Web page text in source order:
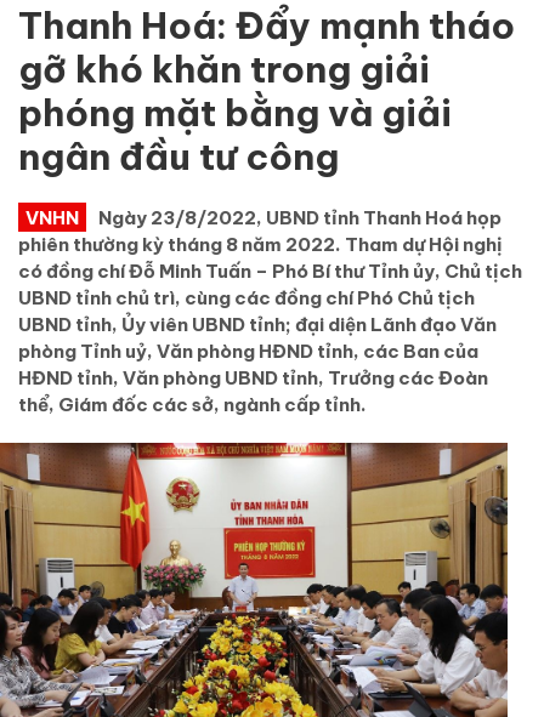
Thanh Hoá: Đẩy mạnh tháo
gỡ khó khăn trong giải
phóng mặt bằng và giải
ngân đầu tư công
VNHN
Ngày 23/8/2022, UBND tỉnh Thanh Hoá họp
phiên thường kỳ tháng 8 năm 2022. Tham dự Hội nghị
có đồng chí Đỗ Minh Tuấn – Phó Bí thư Tỉnh ủy, Chủ tịch
UBND tỉnh chủ trì, cùng các đồng chí Phó Chủ tịch
UBND tỉnh, Ủy viên UBND tỉnh; đại diện Lãnh đạo Văn
phòng Tỉnh uỷ, Văn phòng HĐND tỉnh, các Ban của
HĐND tỉnh, Văn phòng UBND tỉnh, Trưởng các Đoàn
thể, Giám đốc các sở, ngành cấp tỉnh.